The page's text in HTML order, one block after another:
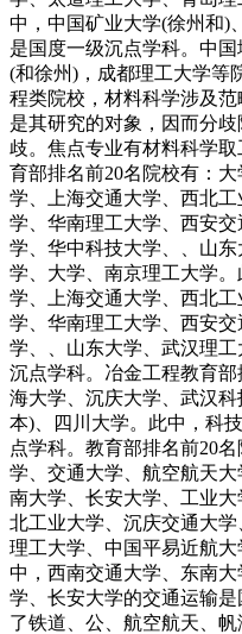
中，中国矿业大学(徐州和)
是国度一级沉点学科。中
(和徐州)，成都理工大学等
程类院校，材料科学涉及
是其研究的对象，因而分
歧。焦点专业有材料科学
育部排名前20名院校有：
学、上海交通大学、西北
学、华南理工大学、西安
学、华中科技大学、、山
学、大学、南京理工大学
学、上海交通大学、西北
学、华南理工大学、西安
学、、山东大学、武汉理
沉点学科。冶金工程教育
海大学、沉庆大学、武汉
本)、四川大学。此中，科
点学科。教育部排名前20
学、交通大学、航空航天
南大学、长安大学、工业
北工业大学、沉庆交通大学
理工大学、中国平易近航
中，西南交通大学、东南
学、长安大学的交通运输
了铁道、公、航空航天、